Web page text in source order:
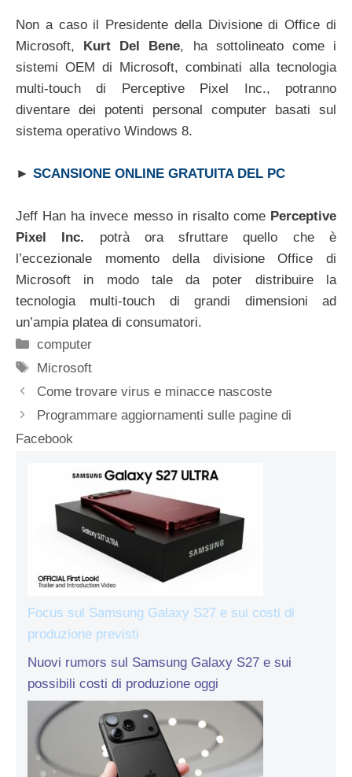
Non a caso il Presidente della Divisione di Office di
Microsoft,
Kurt Del Bene, ha sottolineato come i
sistemi OEM di Microsoft, combinati alla tecnologia
multi-touch di Perceptive Pixel Inc., potranno
diventare dei potenti personal computer basati sul
sistema operativo Windows 8.
► SCANSIONE ONLINE GRATUITA DEL PC
Jeff Han ha invece messo in risalto come Perceptive
Pixel Inc. potrà ora sfruttare quello che è
l’eccezionale momento della divisione Office di
Microsoft in modo tale da poter distribuire la
tecnologia multi-touch di grandi dimensioni ad
un’ampia platea di consumatori.
Categorie
computer
Tag
Microsoft
Come trovare virus e minacce nascoste
Programmare aggiornamenti sulle pagine di
Facebook
Focus sul Samsung Galaxy S27 e sui costi di
produzione previsti
Nuovi rumors sul Samsung Galaxy S27 e sui
possibili costi di produzione oggi